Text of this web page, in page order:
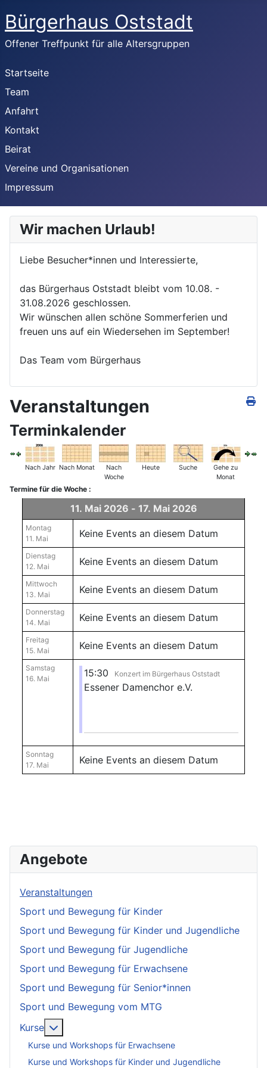
Bürgerhaus Oststadt
Offener Treffpunkt für alle Altersgruppen
Startseite
Team
Anfahrt
Kontakt
Beirat
Vereine und Organisationen
Impressum
Wir machen Urlaub!
Liebe Besucher*innen und Interessierte,
das Bürgerhaus Oststadt bleibt vom 10.08. -
31.08.2026 geschlossen.
Wir wünschen allen schöne Sommerferien und
freuen uns auf ein Wiedersehen im September!
Das Team vom Bürgerhaus
Veranstaltungen
Terminkalender
Nach Jahr Nach Monat
Nach
Woche
Heute Suche
Gehe zu
Monat
Termine für die Woche :
11. Mai 2026 - 17. Mai 2026
Montag
11. Mai
Keine Events an diesem Datum
Dienstag
12. Mai
Keine Events an diesem Datum
Mittwoch
13. Mai
Keine Events an diesem Datum
Donnerstag
14. Mai
Keine Events an diesem Datum
Freitag
15. Mai
Keine Events an diesem Datum
Samstag
16. Mai
15:30 Konzert im Bürgerhaus Oststadt
Essener Damenchor e.V.
Sonntag
17. Mai
Keine Events an diesem Datum
Angebote
Veranstaltungen
Sport und Bewegung für Kinder
Sport und Bewegung für Kinder und Jugendliche
Sport und Bewegung für Jugendliche
Sport und Bewegung für Erwachsene
Sport und Bewegung für Senior*innen
Sport und Bewegung vom MTG
Kurse
Kurse und Workshops für Erwachsene
Kurse und Workshops für Kinder und Jugendliche